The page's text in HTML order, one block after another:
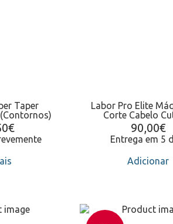
Taper
€
Labor Pro Elite
Corte Cabelo
90,00€
Entrega em 5
Adicionar